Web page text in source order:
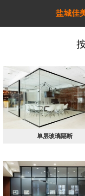
盐城佳
单层玻璃隔断